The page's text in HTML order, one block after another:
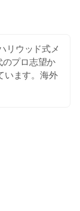
リウッド式メ
のプロ志望か
います。海外
Willson氏に